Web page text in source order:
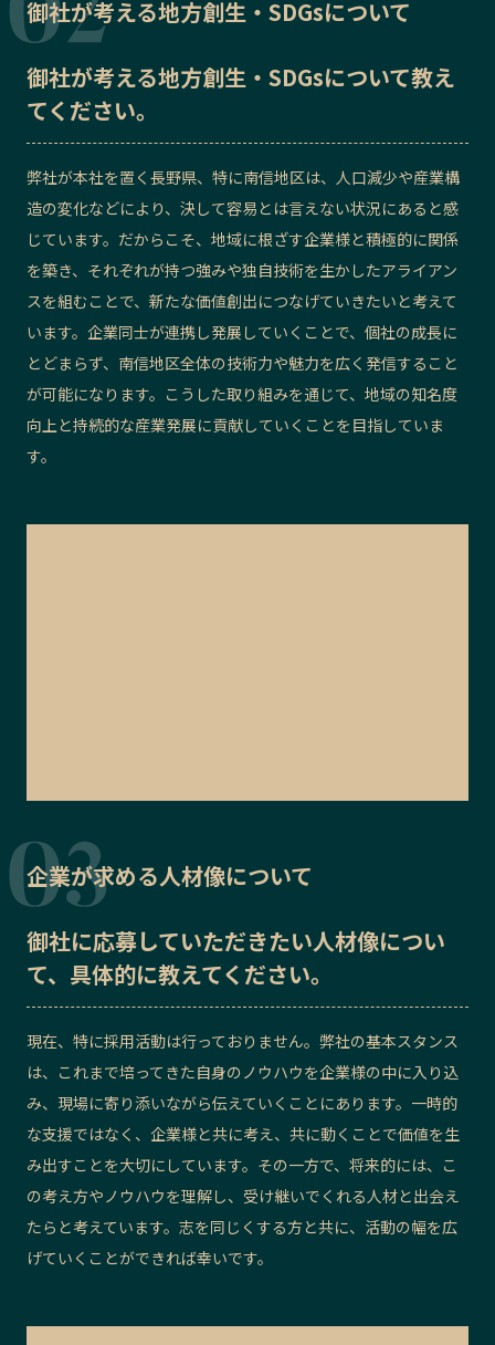
御社が考える地方創生・SDGsについて
御社が考える地方創生・SDGsについて教え
てください。
弊社が本社を置く長野県、特に南信地区は、人口減少や産業構
造の変化などにより、決して容易とは言えない状況にあると感
じています。だからこそ、地域に根ざす企業様と積極的に関係
を築き、それぞれが持つ強みや独自技術を生かしたアライアン
スを組むことで、新たな価値創出につなげていきたいと考えて
います。企業同士が連携し発展していくことで、個社の成長に
とどまらず、南信地区全体の技術力や魅力を広く発信すること
が可能になります。こうした取り組みを通じて、地域の知名度
向上と持続的な産業発展に貢献していくことを目指していま
す。
企業が求める人材像について
御社に応募していただきたい人材像につい
て、具体的に教えてください。
現在、特に採用活動は行っておりません。弊社の基本スタンス
は、これまで培ってきた自身のノウハウを企業様の中に入り込
み、現場に寄り添いながら伝えていくことにあります。一時的
な支援ではなく、企業様と共に考え、共に動くことで価値を生
み出すことを大切にしています。その一方で、将来的には、こ
の考え方やノウハウを理解し、受け継いでくれる人材と出会え
たらと考えています。志を同じくする方と共に、活動の幅を広
げていくことができれば幸いです。